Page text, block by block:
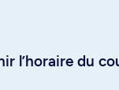
l’horaire du